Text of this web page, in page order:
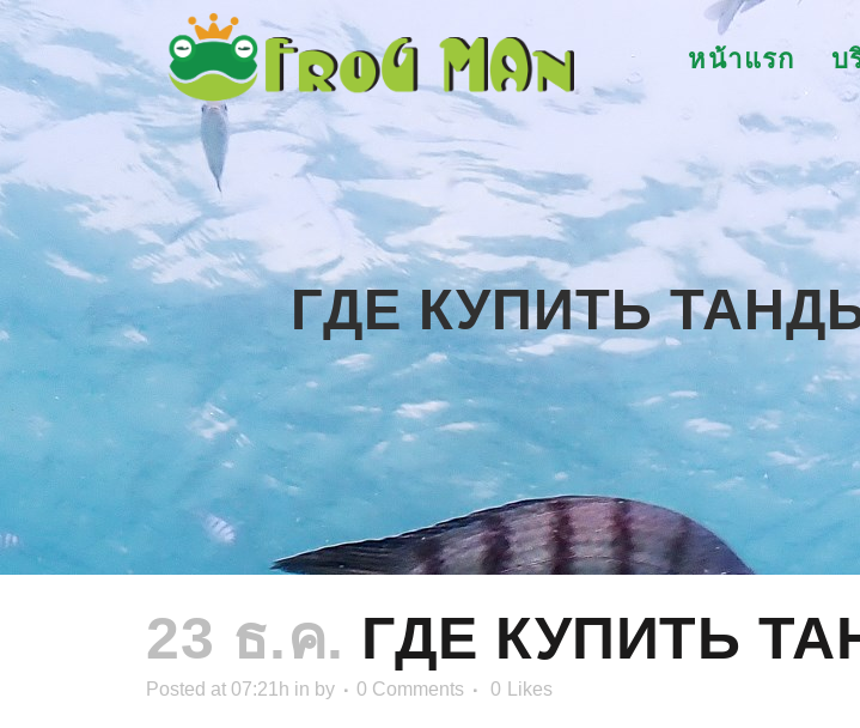
หน้าแรก บ
ГДЕ КУПИТЬ
23 ธ.ค. ГДЕ КУПИТЬ
Posted at 07:21h in by 0 Comments 0 Likes